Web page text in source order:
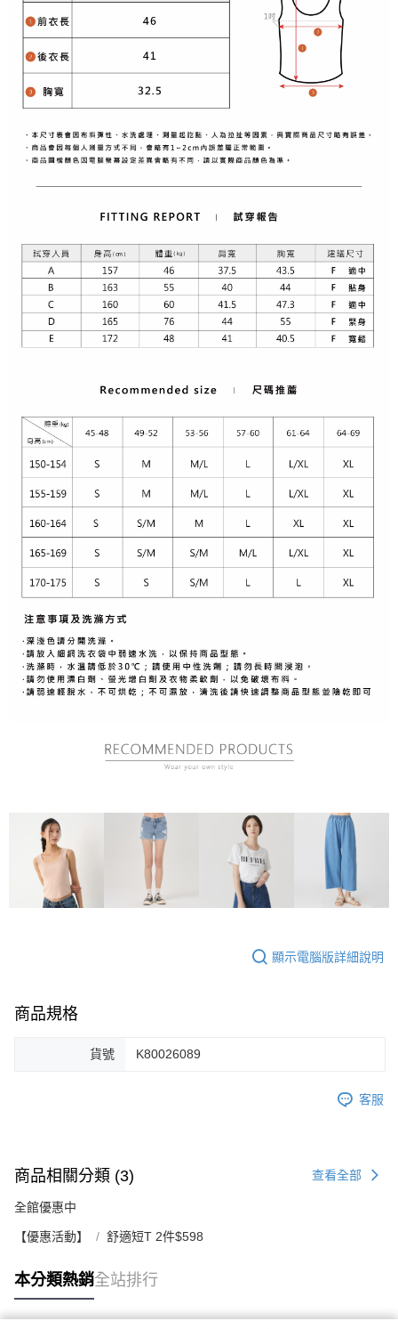
顯示電腦版詳細說明
商品規格
貨號 K80026089
客服
商品相關分類 (3) 查看全部
全館優惠中
【優惠活動】 舒適短T 2件$598
本分類熱銷全站排行